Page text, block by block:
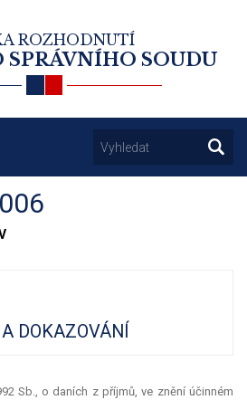
ROZHODNUTÍ
SPRÁVNÍHO SOUDU
DOKAZOVÁNÍ
Sb., o daních z příjmů, ve znění účinném